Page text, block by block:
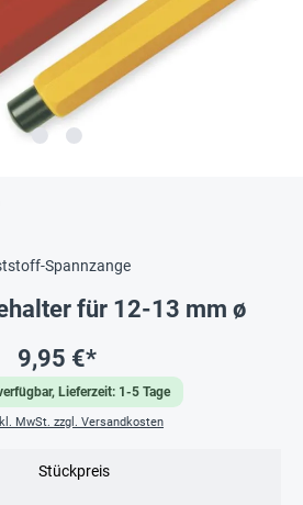
Spannzange
für 12-13 mm ø
Lieferzeit: 1-5 Tage
9,95 €*
MwSt. zzgl. Versandkosten
Stückpreis